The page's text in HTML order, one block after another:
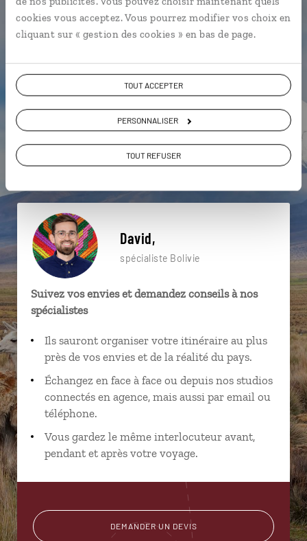
cookies vous acceptez. Vous pourrez modifier vos choix en
cliquant sur « gestion des cookies » en bas de page.
TOUT ACCEPTER
PERSONNALISER
TOUT REFUSER
particulière ?
Cerro Rico
Amazonie Cités coloniales boliviennes
Cuzco Andes
David,
spécialiste Bolivie
Suivez vos envies et demandez conseils à nos
spécialistes
Ils sauront organiser votre itinéraire au plus
près de vos envies et de la réalité du pays.
Échangez en face à face ou depuis nos studios
connectés en agence, mais aussi par email ou
téléphone.
Vous gardez le même interlocuteur avant,
pendant et après votre voyage.
DEMANDER UN DEVIS